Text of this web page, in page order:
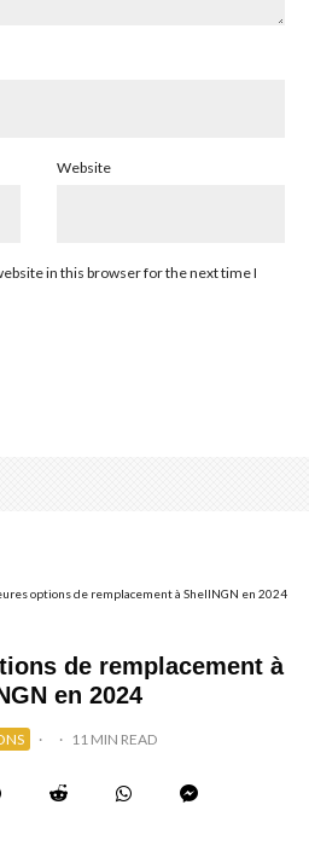
Website
in this browser for the next time I
options de remplacement à ShellNGN en 2024
de remplacement à
en 2024
· · 11 MIN READ